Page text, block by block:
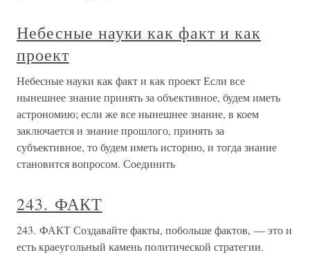
Небесные науки как факт и как
проект
Небесные науки как факт и как проект Если все
нынешнее знание принять за объективное, будем иметь
астрономию; если же все нынешнее знание, в коем
заключается и знание прошлого, принять за
субъективное, то будем иметь историю, и тогда знание
становится вопросом. Соединить
243. ФАКТ
243. ФАКТ Создавайте факты, побольше фактов, — это и
есть краеугольный камень политической стратегии.